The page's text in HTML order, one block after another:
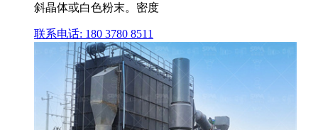
斜晶体或白色粉末。密度
联系电话: 180 3780 8511